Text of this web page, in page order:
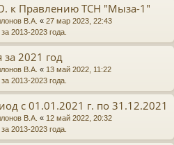
к Правлению ТСН "Мыза-1"
В.А. « 27 мар 2023, 22:43
2013-2023 года.
за 2021 год
В.А. « 13 май 2022, 11:22
2013-2023 года.
с 01.01.2021 г. по 31.12.2021
В.А. « 12 май 2022, 20:32
2013-2023 года.